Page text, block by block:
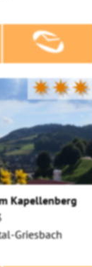
✷✷✷
Kapellenberg
Griesbach